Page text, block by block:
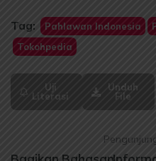
Tag: Pahlawan Indonesia
Tokohpedia
Uji
Literasi
Unduh
File